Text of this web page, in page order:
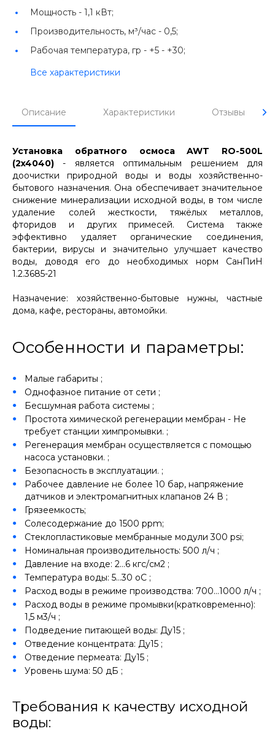
Мощность - 1,1 кВт;
Производительность, м³/час - 0,5;
Рабочая температура, гр - +5 - +30;
Все характеристики
Описание Характеристики Отзывы
Установка обратного осмоса AWT RO-500L
(2x4040) - является оптимальным решением для
доочистки природной воды и воды хозяйственно-
бытового назначения. Она обеспечивает значительное
снижение минерализации исходной воды, в том числе
удаление солей жесткости, тяжёлых металлов,
фторидов и других примесей. Система также
эффективно удаляет органические соединения,
бактерии, вирусы и значительно улучшает качество
воды, доводя его до необходимых норм СанПиН
1.2.3685-21
Назначение: хозяйственно-бытовые нужны, частные
дома, кафе, рестораны, автомойки.
Особенности и параметры:
Малые габариты ;
Однофазное питание от сети ;
Бесшумная работа системы ;
Простота химической регенерации мембран - Не
требует станции химпромывки. ;
Регенерация мембран осуществляется с помощью
насоса установки. ;
Безопасность в эксплуатации. ;
Рабочее давление не более 10 бар, напряжение
датчиков и электромагнитных клапанов 24 В ;
Грязеемкость;
Солесодержание до 1500 ppm;
Стеклопластиковые мембранные модули 300 psi;
Номинальная производительность: 500 л/ч ;
Давление на входе: 2…6 кгс/см2 ;
Температура воды: 5…30 оС ;
Расход воды в режиме производства: 700…1000 л/ч ;
Расход воды в режиме промывки(кратковременно):
1,5 м3/ч ;
Подведение питающей воды: Ду15 ;
Отведение концентрата: Ду15 ;
Отведение пермеата: Ду15 ;
Уровень шума: 50 дБ ;
Требования к качеству исходной
воды: